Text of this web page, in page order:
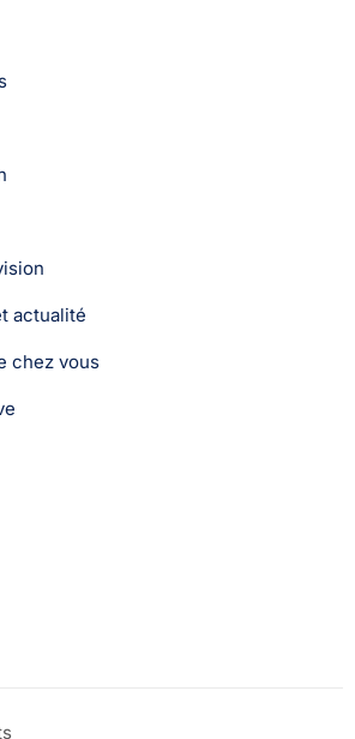
actualité
chez vous